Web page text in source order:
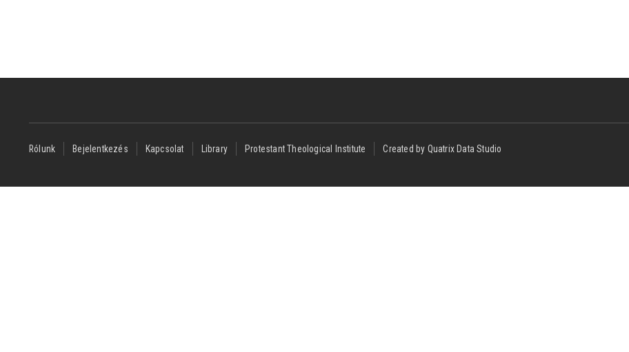
Footer
Rólunk Bejelentkezés Kapcsolat Library Protestant Theological Institute Created by Quatrix Data Studio